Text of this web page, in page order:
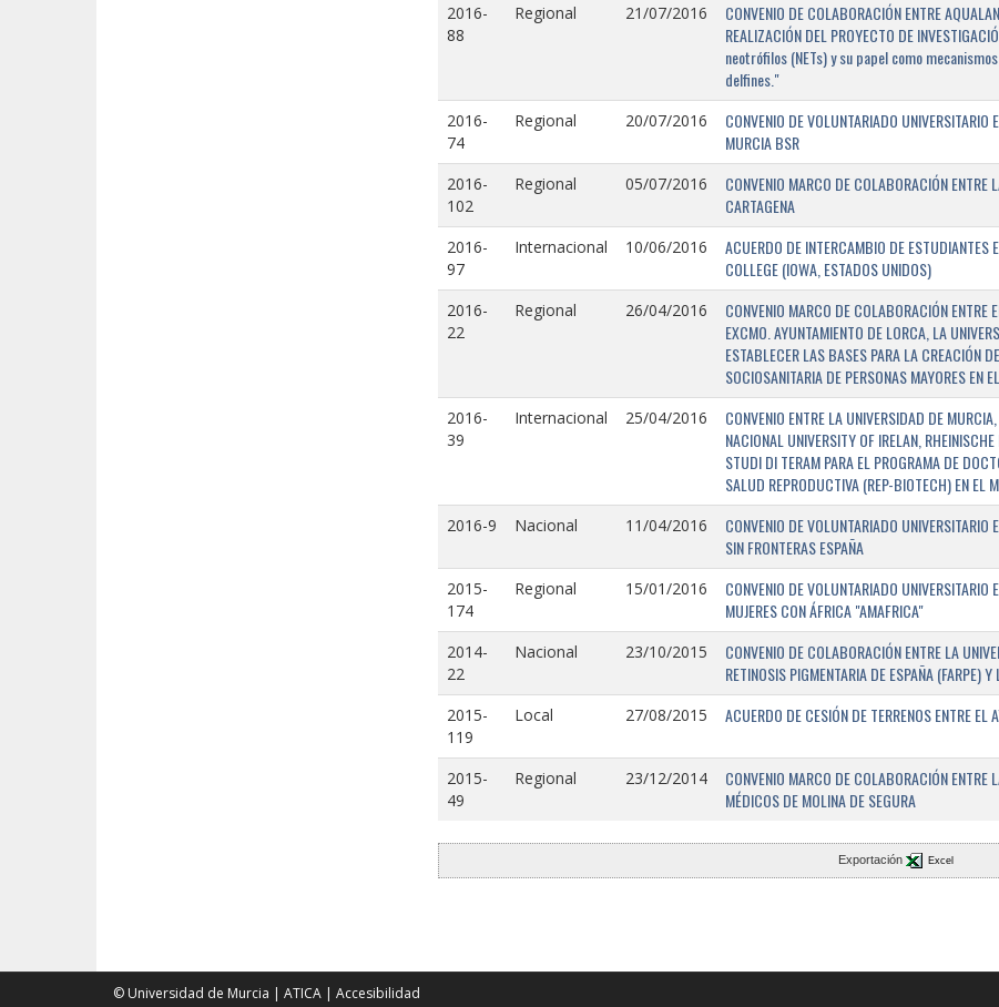
2016-
88
Regional 21/07/2016
CONVENIO DE COLABORACIÓN ENTRE
REALIZACIÓN DEL PROYECTO DE
neotrófilos (NETs) y su papel como
delfines."
2016-
74
Regional 20/07/2016
CONVENIO DE VOLUNTARIADO
MURCIA BSR
2016-
102
Regional 05/07/2016
CONVENIO MARCO DE COLABORACIÓN
CARTAGENA
2016-
97
Internacional 10/06/2016
ACUERDO DE INTERCAMBIO DE ESTUDIANTES
COLLEGE (IOWA, ESTADOS UNIDOS)
2016-
22
Regional 26/04/2016
CONVENIO MARCO DE COLABORACIÓN ENTRE
EXCMO. AYUNTAMIENTO DE LORCA, LA
ESTABLECER LAS BASES PARA LA CREACIÓN
SOCIOSANITARIA DE PERSONAS MAYORES EN
2016-
39
Internacional 25/04/2016
CONVENIO ENTRE LA UNIVERSIDAD DE
NACIONAL UNIVERSITY OF IRELAN,
STUDI DI TERAM PARA EL PROGRAMA DE
SALUD REPRODUCTIVA (REP-BIOTECH) EN EL
2016-9 Nacional 11/04/2016
CONVENIO DE VOLUNTARIADO
SIN FRONTERAS ESPAÑA
2015-
174
Regional 15/01/2016
CONVENIO DE VOLUNTARIADO
MUJERES CON ÁFRICA "AMAFRICA"
2014-
22
Nacional 23/10/2015
CONVENIO DE COLABORACIÓN ENTRE LA
RETINOSIS PIGMENTARIA DE ESPAÑA (FARPE)
2015-
119
Local 27/08/2015 ACUERDO DE CESIÓN DE TERRENOS ENTRE
2015-
49
Regional 23/12/2014
CONVENIO MARCO DE COLABORACIÓN
MÉDICOS DE MOLINA DE SEGURA
Exportación Excel
© Universidad de Murcia ATICA Accesibilidad